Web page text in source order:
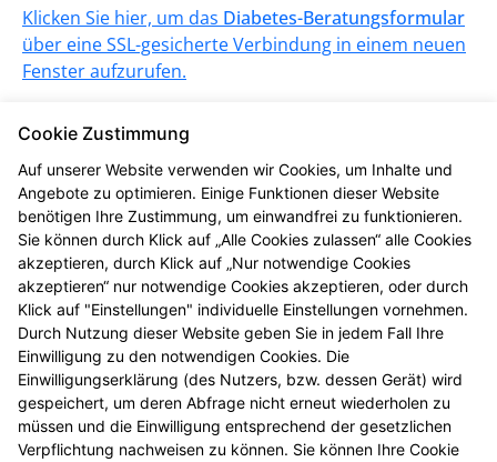
Klicken Sie hier, um das Diabetes-Beratungsformular
über eine SSL-gesicherte Verbindung in einem neuen
Fenster aufzurufen.
Seitenübersicht Kontakt
Impressum
Datenschutz
Barrierefreiheit
© 2026 Rathaus Apotheke
Cookie Zustimmung
Auf unserer Website verwenden wir Cookies, um Inhalte und
Angebote zu optimieren. Einige Funktionen dieser Website
benötigen Ihre Zustimmung, um einwandfrei zu funktionieren.
Sie können durch Klick auf „Alle Cookies zulassen“ alle Cookies
akzeptieren, durch Klick auf „Nur notwendige Cookies
akzeptieren“ nur notwendige Cookies akzeptieren, oder durch
Klick auf "Einstellungen" individuelle Einstellungen vornehmen.
Durch Nutzung dieser Website geben Sie in jedem Fall Ihre
Einwilligung zu den notwendigen Cookies. Die
Einwilligungserklärung (des Nutzers, bzw. dessen Gerät) wird
gespeichert, um deren Abfrage nicht erneut wiederholen zu
müssen und die Einwilligung entsprechend der gesetzlichen
Verpflichtung nachweisen zu können. Sie können Ihre Cookie